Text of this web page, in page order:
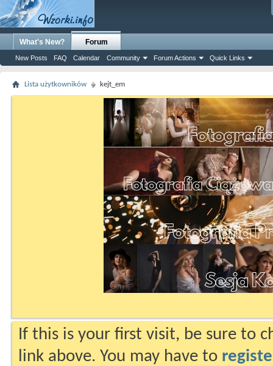
What's New? Forum
New Posts FAQ Calendar Community Forum Actions Quick Links
Lista użytkowników kejt_em
If this is your first visit, be sure to
link above. You may have to